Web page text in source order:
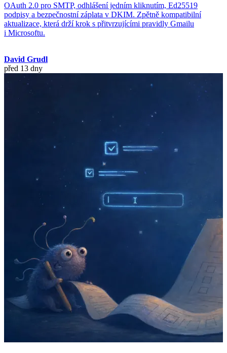
OAuth 2.0 pro SMTP, odhlášení jedním kliknutím, Ed25519
podpisy a bezpečnostní záplata v DKIM. Zpětně kompatibilní
aktualizace, která drží krok s přitvrzujícími pravidly Gmailu
i Microsoftu.
David Grudl
před 13 dny